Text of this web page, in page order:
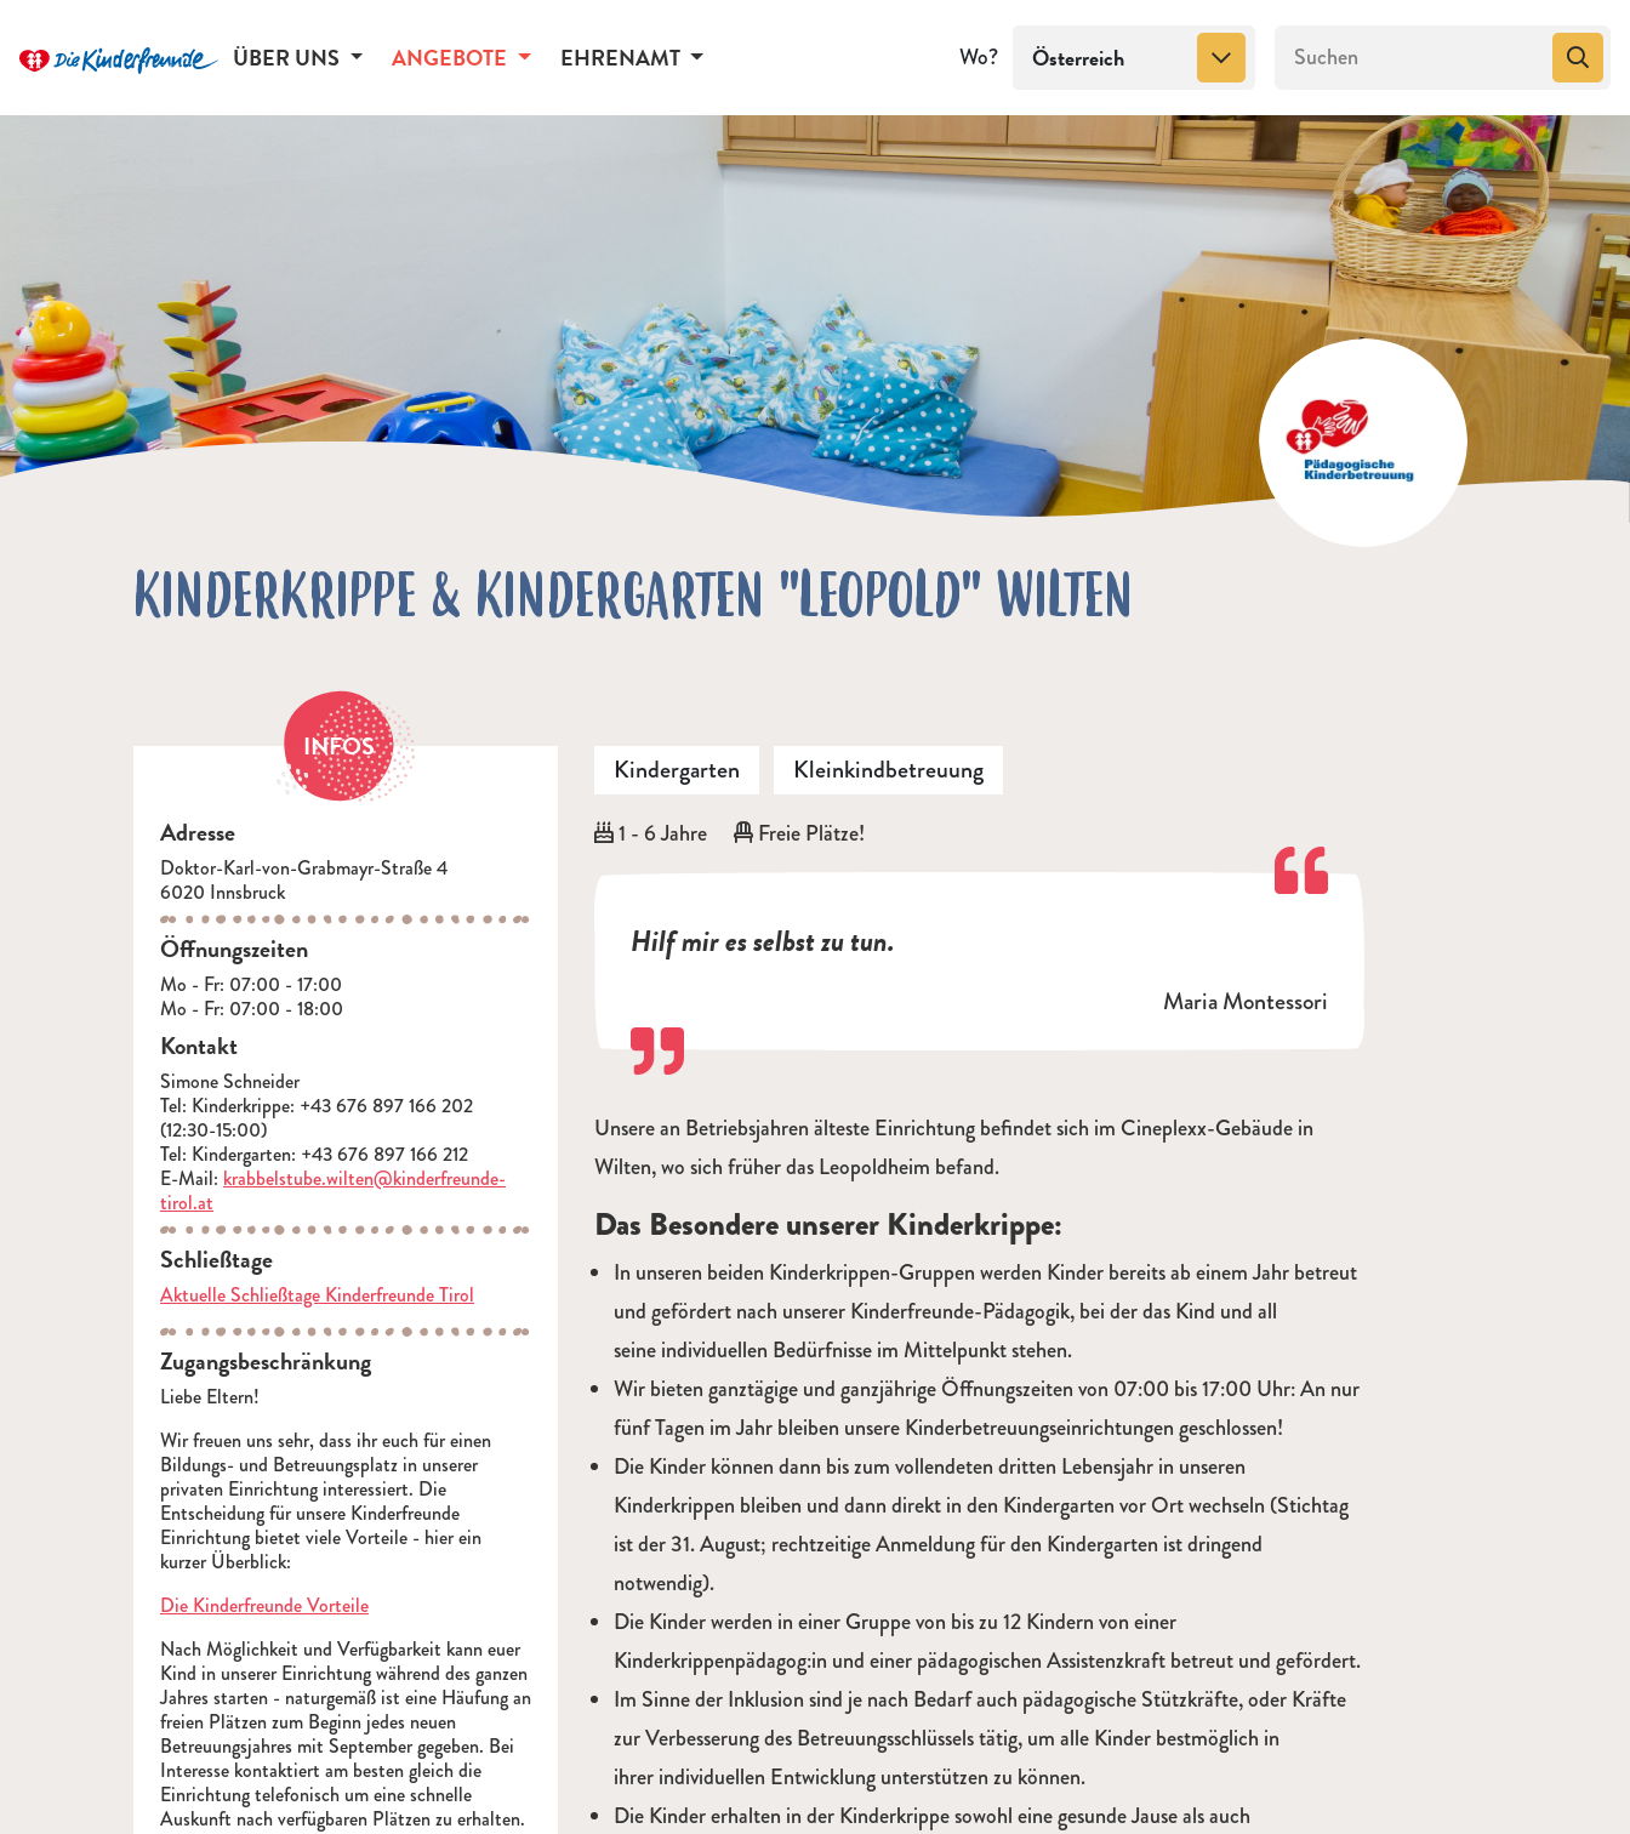
ÜBER UNS ANGEBOTE EHRENAMT Wo? Österreich
KINDERKRIPPE & KINDERGARTEN "LEOPOLD" WILTEN
INFOS
Adresse
Doktor-Karl-von-Grabmayr-Straße 4
6020 Innsbruck
Öffnungszeiten
Mo - Fr: 07:00 - 17:00
Mo - Fr: 07:00 - 18:00
Kontakt
Simone Schneider
Tel: Kinderkrippe: +43 676 897 166 202
(12:30-15:00)
Tel: Kindergarten: +43 676 897 166 212
E-Mail: krabbelstube.wilten@kinderfreunde-
tirol.at
Schließtage
Aktuelle Schließtage Kinderfreunde Tirol
Zugangsbeschränkung
Liebe Eltern!
Wir freuen uns sehr, dass ihr euch für einen
Bildungs- und Betreuungsplatz in unserer
privaten Einrichtung interessiert. Die
Entscheidung für unsere Kinderfreunde
Einrichtung bietet viele Vorteile - hier ein
kurzer Überblick:
Die Kinderfreunde Vorteile
Nach Möglichkeit und Verfügbarkeit kann euer
Kind in unserer Einrichtung während des ganzen
Jahres starten - naturgemäß ist eine Häufung an
freien Plätzen zum Beginn jedes neuen
Betreuungsjahres mit September gegeben. Bei
Interesse kontaktiert am besten gleich die
Einrichtung telefonisch um eine schnelle
Auskunft nach verfügbaren Plätzen zu erhalten.
Kindergarten Kleinkindbetreuung
Alter:
1 - 6 Jahre Freie Plätze!
Hilf mir es selbst zu tun.
Maria Montessori
Beschreibung
Unsere an Betriebsjahren älteste Einrichtung befindet sich im Cineplexx-Gebäude in
Wilten, wo sich früher das Leopoldheim befand.
Das Besondere unserer Kinderkrippe:
In unseren beiden Kinderkrippen-Gruppen werden Kinder bereits ab einem Jahr betreut
und gefördert nach unserer Kinderfreunde-Pädagogik, bei der das Kind und all
seine individuellen Bedürfnisse im Mittelpunkt stehen.
Wir bieten ganztägige und ganzjährige Öffnungszeiten von 07:00 bis 17:00 Uhr: An nur
fünf Tagen im Jahr bleiben unsere Kinderbetreuungseinrichtungen geschlossen!
Die Kinder können dann bis zum vollendeten dritten Lebensjahr in unseren
Kinderkrippen bleiben und dann direkt in den Kindergarten vor Ort wechseln (Stichtag
ist der 31. August; rechtzeitige Anmeldung für den Kindergarten ist dringend
notwendig).
Die Kinder werden in einer Gruppe von bis zu 12 Kindern von einer
Kinderkrippenpädagog:in und einer pädagogischen Assistenzkraft betreut und gefördert.
Im Sinne der Inklusion sind je nach Bedarf auch pädagogische Stützkräfte, oder Kräfte
zur Verbesserung des Betreuungsschlüssels tätig, um alle Kinder bestmöglich in
ihrer individuellen Entwicklung unterstützen zu können.
Die Kinder erhalten in der Kinderkrippe sowohl eine gesunde Jause als auch